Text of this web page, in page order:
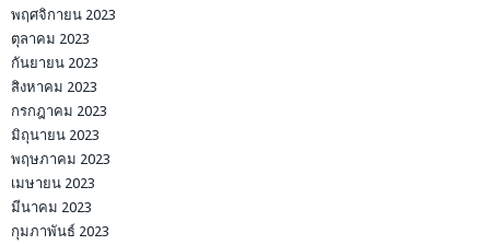
พฤศจิกายน 2023
ตุลาคม 2023
กันยายน 2023
สิงหาคม 2023
กรกฎาคม 2023
มิถุนายน 2023
พฤษภาคม 2023
เมษายน 2023
มีนาคม 2023
กุมภาพันธ์ 2023